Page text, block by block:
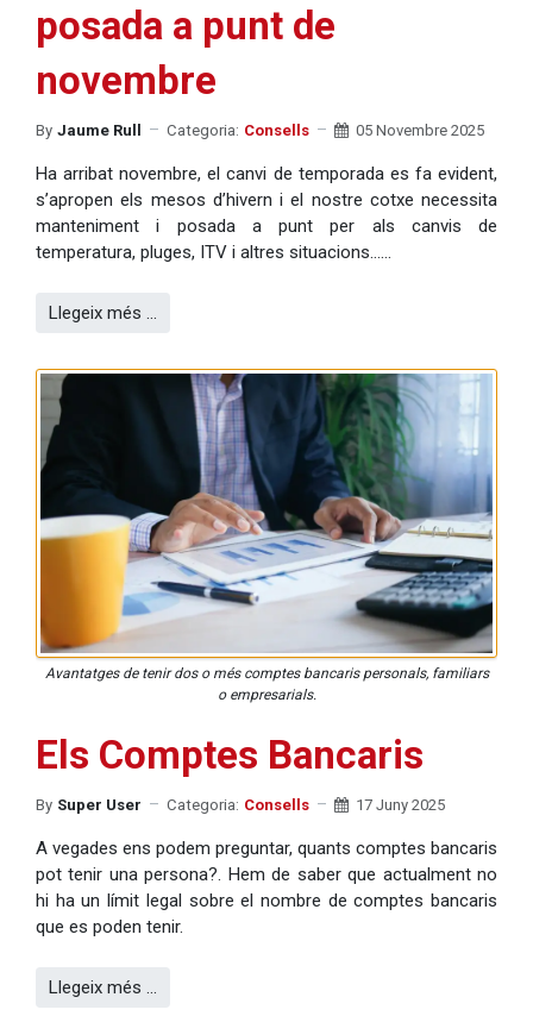
posada a punt de
novembre
By Jaume Rull Categoria: Consells 05 Novembre 2025
Ha arribat novembre, el canvi de temporada es fa evident,
s’apropen els mesos d’hivern i el nostre cotxe necessita
manteniment i posada a punt per als canvis de
temperatura, pluges, ITV i altres situacions……
Llegeix més …
Avantatges de tenir dos o més comptes bancaris personals, familiars
o empresarials.
Els Comptes Bancaris
By Super User Categoria: Consells 17 Juny 2025
A vegades ens podem preguntar, quants comptes bancaris
pot tenir una persona?. Hem de saber que actualment no
hi ha un límit legal sobre el nombre de comptes bancaris
que es poden tenir.
Llegeix més …